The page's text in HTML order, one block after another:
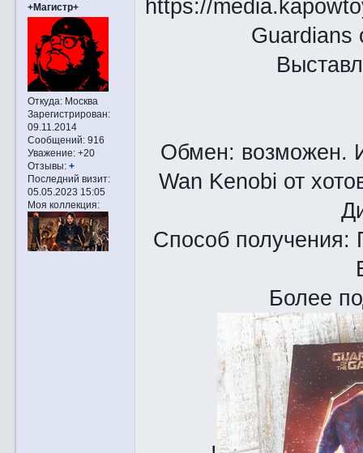
+Магистр+
Откуда:Москва
Зарегистрирован:
09.11.2014
Сообщений:916
Уважение: +20
Отзывы: +
Последний визит:
05.05.2023 15:05
Моя коллекция:
Guardians
Обмен: возможен.
Wan Kenobi от
Способ
Более